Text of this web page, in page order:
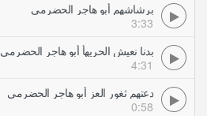
برشاشهم أبو هاجر الحضرمي
3:33
بدنا نعيش الحريهأ أبو هاجر الحضرمي
4:31
دعتهم ثغور العز أبو هاجر الحضرمي
0:58